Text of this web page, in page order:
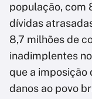
população, com
dívidas
8,7 milhões de
inadimplentes
que a imposição
danos ao povo